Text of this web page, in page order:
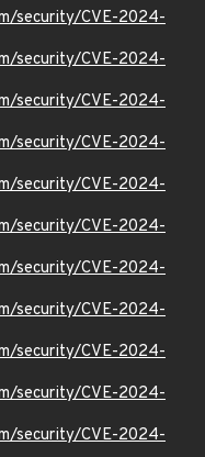
security/CVE-2024-
security/CVE-2024-
security/CVE-2024-
security/CVE-2024-
security/CVE-2024-
security/CVE-2024-
security/CVE-2024-
security/CVE-2024-
security/CVE-2024-
security/CVE-2024-
security/CVE-2024-